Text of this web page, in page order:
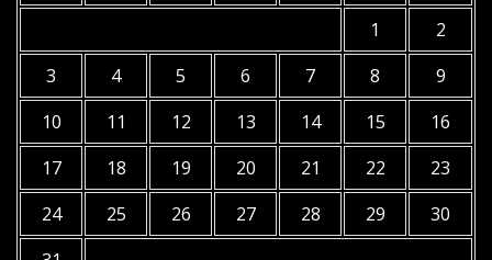
1
2
3
4 5 6 7 8
9
10
11 12 13 14 15
16
17
18 19 20 21 22
23
24
25 26 27 28 29
30